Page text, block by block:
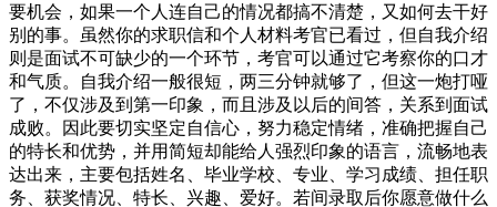
要机会，如果一个人连自己的情况都搞不清楚，又如何去干好
别的事。虽然你的求职信和个人材料考官已看过，但自我介绍
则是面试不可缺少的一个环节，考官可以通过它考察你的口才
和气质。自我介绍一般很短，两三分钟就够了，但这一炮打哑
了，不仅涉及到第一印象，而且涉及以后的间答，关系到面试
成败。因此要切实坚定自信心，努力稳定情绪，准确把握自己
的特长和优势，并用简短却能给人强烈印象的语言，流畅地表
达出来，主要包括姓名、毕业学校、专业、学习成绩、担任职
务、获奖情况、特长、兴趣、爱好。若间录取后你愿意做什么